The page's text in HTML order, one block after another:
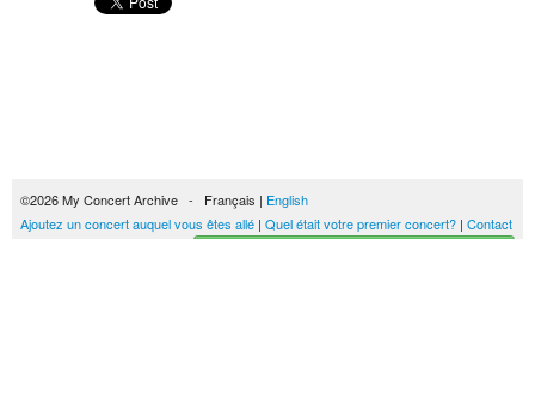
©2026 My Concert Archive - Français | English
Ajoutez un concert auquel vous êtes allé | Quel était votre premier concert? | Contact